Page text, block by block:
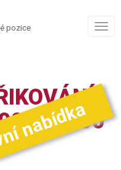
pozice
65.000
nabídka